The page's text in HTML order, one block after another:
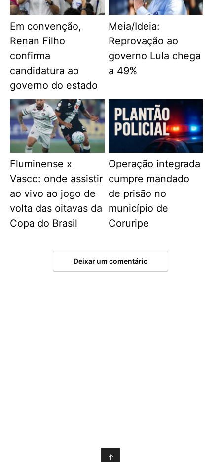
Em convenção,
Renan Filho
confirma
candidatura ao
governo do estado
Meia/Ideia:
Reprovação ao
governo Lula chega
a 49%
Fluminense x
Vasco: onde assistir
ao vivo ao jogo de
volta das oitavas da
Copa do Brasil
Operação integrada
cumpre mandado
de prisão no
município de
Coruripe
Deixar um comentário
↑